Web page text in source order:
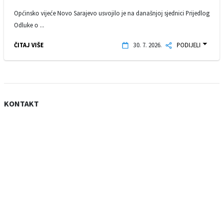
Općinsko vijeće Novo Sarajevo usvojilo je na današnjoj sjednici Prijedlog
Odluke o ...
ČITAJ VIŠE 30. 7. 2026. PODIJELI
KONTAKT